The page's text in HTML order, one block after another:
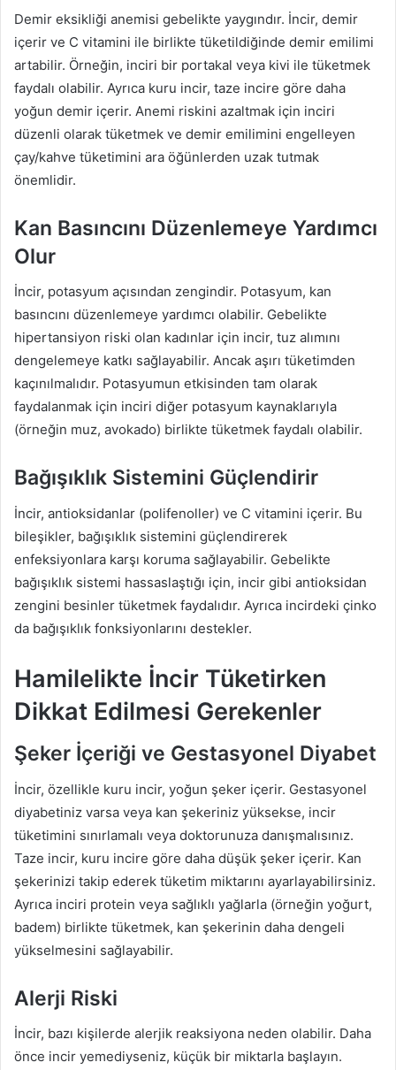
Demir eksikliği anemisi gebelikte yaygındır. İncir, demir
içerir ve C vitamini ile birlikte tüketildiğinde demir emilimi
artabilir. Örneğin, inciri bir portakal veya kivi ile tüketmek
faydalı olabilir. Ayrıca kuru incir, taze incire göre daha
yoğun demir içerir. Anemi riskini azaltmak için inciri
düzenli olarak tüketmek ve demir emilimini engelleyen
çay/kahve tüketimini ara öğünlerden uzak tutmak
önemlidir.
Kan Basıncını Düzenlemeye Yardımcı
Olur
İncir, potasyum açısından zengindir. Potasyum, kan
basıncını düzenlemeye yardımcı olabilir. Gebelikte
hipertansiyon riski olan kadınlar için incir, tuz alımını
dengelemeye katkı sağlayabilir. Ancak aşırı tüketimden
kaçınılmalıdır. Potasyumun etkisinden tam olarak
faydalanmak için inciri diğer potasyum kaynaklarıyla
(örneğin muz, avokado) birlikte tüketmek faydalı olabilir.
Bağışıklık Sistemini Güçlendirir
İncir, antioksidanlar (polifenoller) ve C vitamini içerir. Bu
bileşikler, bağışıklık sistemini güçlendirerek
enfeksiyonlara karşı koruma sağlayabilir. Gebelikte
bağışıklık sistemi hassaslaştığı için, incir gibi antioksidan
zengini besinler tüketmek faydalıdır. Ayrıca incirdeki çinko
da bağışıklık fonksiyonlarını destekler.
Hamilelikte İncir Tüketirken
Dikkat Edilmesi Gerekenler
Şeker İçeriği ve Gestasyonel Diyabet
İncir, özellikle kuru incir, yoğun şeker içerir. Gestasyonel
diyabetiniz varsa veya kan şekeriniz yüksekse, incir
tüketimini sınırlamalı veya doktorunuza danışmalısınız.
Taze incir, kuru incire göre daha düşük şeker içerir. Kan
şekerinizi takip ederek tüketim miktarını ayarlayabilirsiniz.
Ayrıca inciri protein veya sağlıklı yağlarla (örneğin yoğurt,
badem) birlikte tüketmek, kan şekerinin daha dengeli
yükselmesini sağlayabilir.
Alerji Riski
İncir, bazı kişilerde alerjik reaksiyona neden olabilir. Daha
önce incir yemediyseniz, küçük bir miktarla başlayın.